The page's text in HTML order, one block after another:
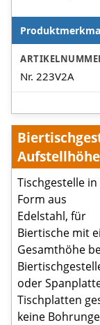
Nr. 223V2A
Aufstellhöhe
Tischgestelle in
Form aus
Edelstahl, für
Biertische mit
Gesamthöhe
oder
Tischplatten
keine